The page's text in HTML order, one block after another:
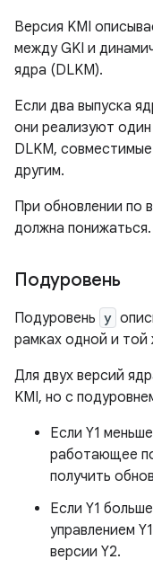
Версия KMI
между GKI и
ядра (DLKM).
Если два выпуска
они реализуют
DLKM,
другим.
При обновлении по
должна понижаться.
Подуровень
Подуровень y
рамках одной и той
Для двух версий
KMI, но с
Если Y1
работающее
получить
Если Y1
управлением
версии Y2.